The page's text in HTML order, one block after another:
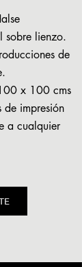
sobre lienzo.
de
x 100 cms
de impresión
a cualquier